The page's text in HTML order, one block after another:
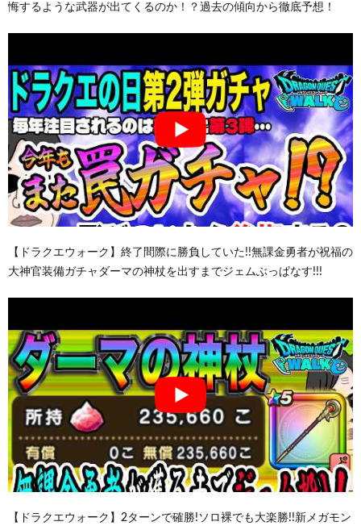
悔するような武器が出てくるのか！？過去の傾向から徹底予想！
【ドラクエウォーク】終了間際に勝負していた!!無課金勇者が祝福の
大神官装備ガチャダーマの神杖を出すまでジェムぶっぱなす!!!
【ドラクエウォーク】2ターンで確勝!ソロ裸でも大楽勝!!新メガモン